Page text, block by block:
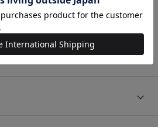
お気に入りに追加する
店舗在庫